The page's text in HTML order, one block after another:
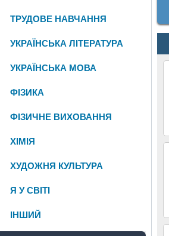
ТРУДОВЕ НАВЧАННЯ
УКРАЇНСЬКА ЛІТЕРАТУРА
УКРАЇНСЬКА МОВА
ФІЗИКА
ФІЗИЧНЕ ВИХОВАННЯ
ХІМІЯ
ХУДОЖНЯ КУЛЬТУРА
Я У СВІТІ
ІНШИЙ